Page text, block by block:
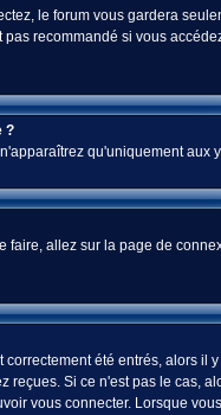
le forum vous gardera
recommandé si vous
?
qu'uniquement aux
faire, allez sur la page de
été entrés, alors
Si ce n'est pas le cas,
vous connecter. Lorsque